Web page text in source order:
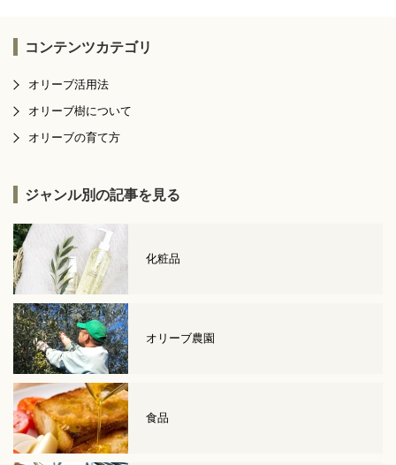
コンテンツカテゴリ
オリーブ活用法
オリーブ樹について
オリーブの育て方
ジャンル別の記事を見る
化粧品
オリーブ農園
食品